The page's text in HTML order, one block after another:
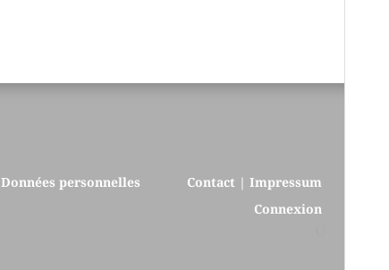
Données personnelles
Contact | Impressum
Connexion